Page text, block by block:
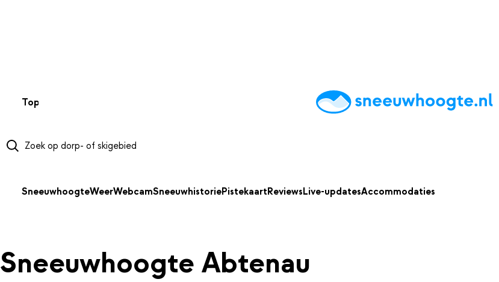
Top 50 AccommodatiesTipsReviewsLive updatesApp
SneeuwhoogteWeerWebcamSneeuwhistoriePistekaartReviewsLive-updatesAccommodaties
Sneeuwhoogte Abtenau